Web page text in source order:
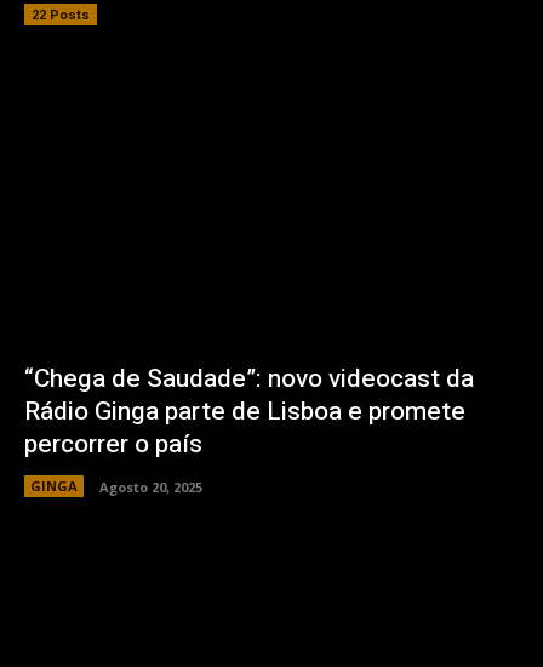
22 Posts
“Chega de Saudade”: novo videocast da
Rádio Ginga parte de Lisboa e promete
percorrer o país
GINGA Agosto 20, 2025